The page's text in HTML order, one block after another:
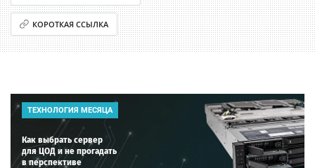
КОРОТКАЯ ССЫЛКА
ТЕХНОЛОГИЯ МЕСЯЦА
Как выбрать сервер
для ЦОД и не прогадать
в перспективе